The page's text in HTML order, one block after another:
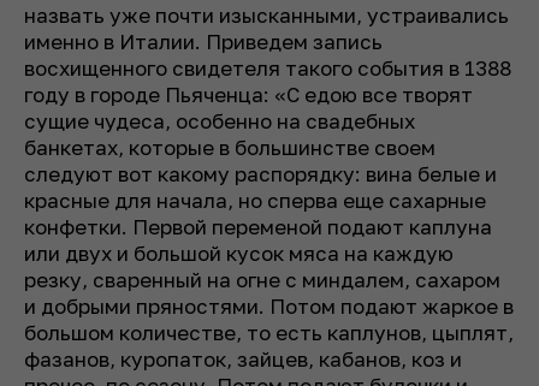
назвать уже почти изысканными, устраивались
именно в Италии. Приведем запись
восхищенного свидетеля такого события в 1388
году в городе Пьяченца: «С едою все творят
сущие чудеса, особенно на свадебных
банкетах, которые в большинстве своем
следуют вот какому распорядку: вина белые и
красные для начала, но сперва еще сахарные
конфетки. Первой переменой подают каплуна
или двух и большой кусок мяса на каждую
резку, сваренный на огне с миндалем, сахаром
и добрыми пряностями. Потом подают жаркое в
большом количестве, то есть каплунов, цыплят,
фазанов, куропаток, зайцев, кабанов, коз и